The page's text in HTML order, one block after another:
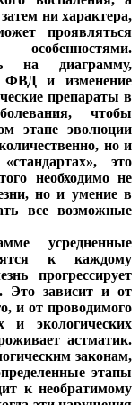
ни характера,
проявляться
на диаграмму,
ФВД и изменение
препараты в
чтобы
этапе эволюции
но и
это
необходимо не
но и умение в
все возможные
усредненные
к каждому
прогрессирует
Это зависит и от
и от проводимого
и экологических
астматик.
законам,
этапы
к необратимому